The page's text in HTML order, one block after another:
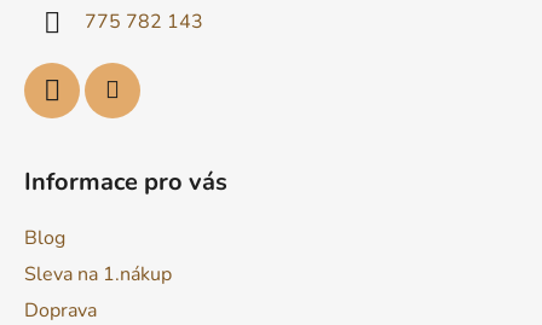
775 782 143
Informace pro vás
Blog
Sleva na 1.nákup
Doprava